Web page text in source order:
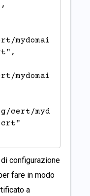
mydomai
mydomai
myd
configurazione
fare in modo
a